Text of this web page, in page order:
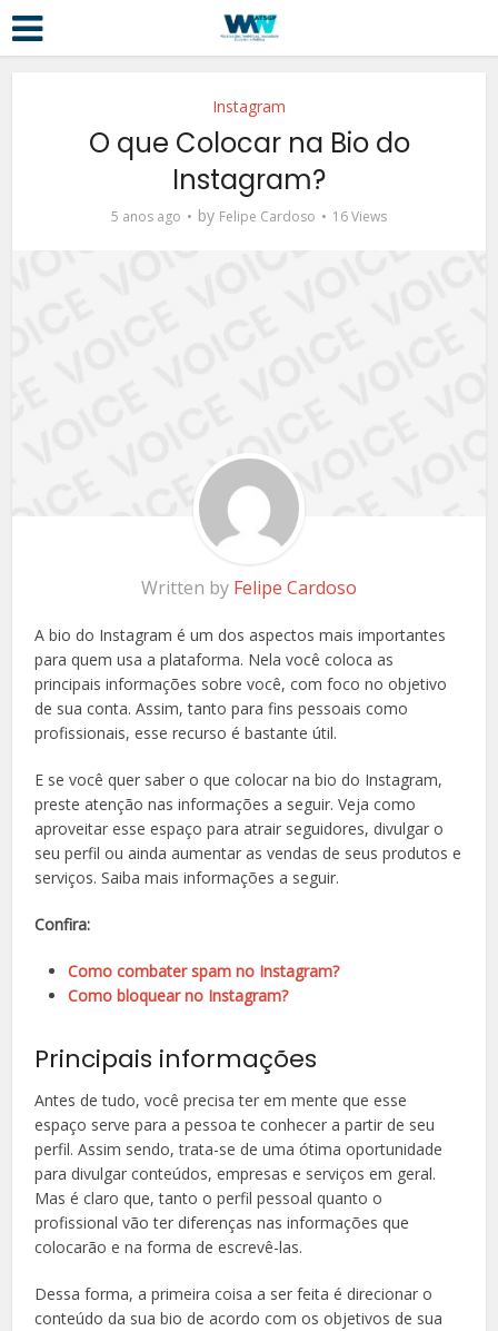
Instagram
O que Colocar na Bio do
Instagram?
5 anos ago by Felipe Cardoso 16 Views
Written by Felipe Cardoso
A bio do Instagram é um dos aspectos mais importantes
para quem usa a plataforma. Nela você coloca as
principais informações sobre você, com foco no objetivo
de sua conta. Assim, tanto para fins pessoais como
profissionais, esse recurso é bastante útil.
E se você quer saber o que colocar na bio do Instagram,
preste atenção nas informações a seguir. Veja como
aproveitar esse espaço para atrair seguidores, divulgar o
seu perfil ou ainda aumentar as vendas de seus produtos e
serviços. Saiba mais informações a seguir.
Confira:
Como combater spam no Instagram?
Como bloquear no Instagram?
Principais informações
Antes de tudo, você precisa ter em mente que esse
espaço serve para a pessoa te conhecer a partir de seu
perfil. Assim sendo, trata-se de uma ótima oportunidade
para divulgar conteúdos, empresas e serviços em geral.
Mas é claro que, tanto o perfil pessoal quanto o
profissional vão ter diferenças nas informações que
colocarão e na forma de escrevê-las.
Dessa forma, a primeira coisa a ser feita é direcionar o
conteúdo da sua bio de acordo com os objetivos de sua